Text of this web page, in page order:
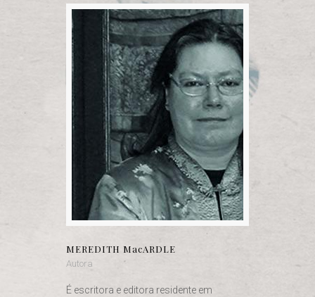
MEREDITH MacARDLE
Autora
É escritora e editora residente em